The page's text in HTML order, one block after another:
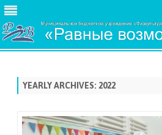
YEARLY ARCHIVES: 2022